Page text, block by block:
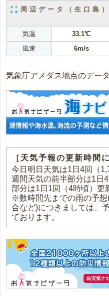
周辺データ（生口島）
気温 33.1℃
風速
6m/s
気象庁アメダス地点のデー
［天気予報の更新時間
今日明日天気は1日4回（
週間天気の前半部分は1日
部分は1日1回（4時頃）更
※数時間先までの雨の予
合など)につきましては、
ております。